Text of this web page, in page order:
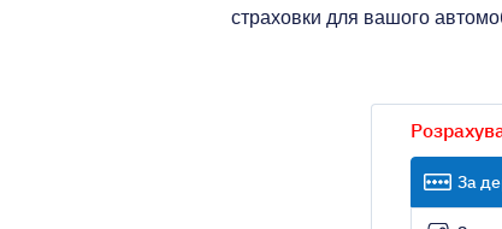
страховки для вашого
За